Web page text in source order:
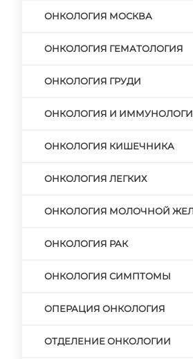
ОНКОЛОГИЯ МОСКВА
ОНКОЛОГИЯ ГЕМАТОЛОГИЯ
ОНКОЛОГИЯ ГРУДИ
ОНКОЛОГИЯ И
ОНКОЛОГИЯ КИШЕЧНИКА
ОНКОЛОГИЯ ЛЕГКИХ
ОНКОЛОГИЯ МОЛОЧНОЙ
ОНКОЛОГИЯ РАК
ОНКОЛОГИЯ СИМПТОМЫ
ОПЕРАЦИЯ ОНКОЛОГИЯ
ОТДЕЛЕНИЕ ОНКОЛОГИИ